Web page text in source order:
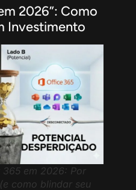
2026”: Como
Investimento
em 2026: Por
como blindar seu